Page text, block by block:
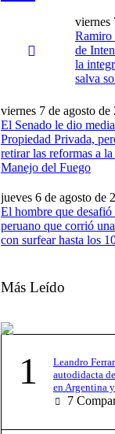
viernes
Ramiro
de
la
salva
viernes 7 de agosto de
El Senado le dio
Propiedad Privada,
retirar las reformas a
Manejo del Fuego
jueves 6 de agosto de
El hombre que
peruano que corrió
con surfear hasta los
Más Leído
1
Leandro
autodidacta
en Argentina
7